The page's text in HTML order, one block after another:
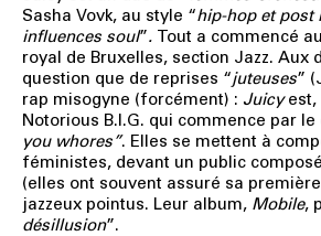
Sasha Vovk, au style “hip-hop et post
influences soul”. Tout a commencé au
royal de Bruxelles, section Jazz. Aux
question que de reprises “juteuses”
rap misogyne (forcément) : Juicy est,
Notorious B.I.G. qui commence par le
you whores”. Elles se mettent à
féministes, devant un public
(elles ont souvent assuré sa
jazzeux pointus. Leur album, Mobile,
désillusion”.